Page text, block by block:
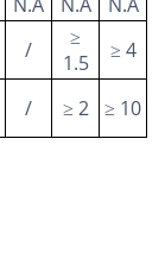
/
≥
1.5
≥ 4
/ ≥ 2 ≥ 10